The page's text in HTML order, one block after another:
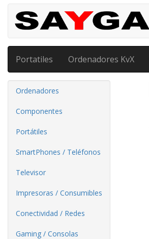
Portatiles Ordenadores KvX
Ordenadores
Componentes
Portátiles
SmartPhones / Teléfonos
Televisor
Impresoras / Consumibles
Conectividad / Redes
Gaming / Consolas